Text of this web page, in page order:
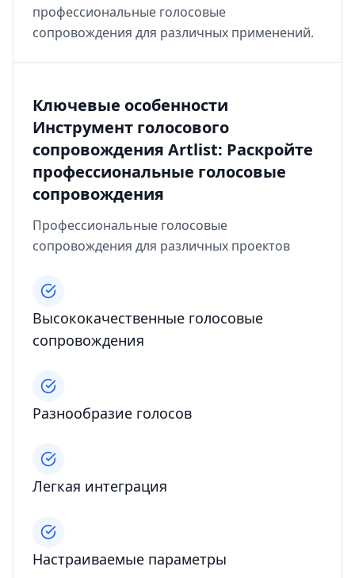
профессиональные голосовые
сопровождения для различных применений.
Ключевые особенности
Инструмент голосового
сопровождения Artlist: Раскройте
профессиональные голосовые
сопровождения
Профессиональные голосовые
сопровождения для различных проектов
Высококачественные голосовые
сопровождения
Разнообразие голосов
Легкая интеграция
Настраиваемые параметры